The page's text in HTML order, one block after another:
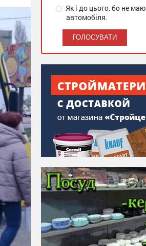
Як і до цього, бо не маю
автомобіля.